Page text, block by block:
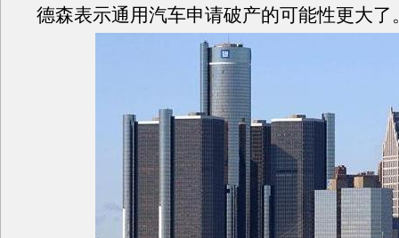
德森表示通用汽车申请破产的可能性更大了